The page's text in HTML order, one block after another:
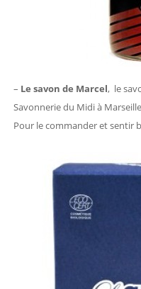
– Le savon de Marcel, le
Savonnerie du Midi à
Pour le commander et sentir